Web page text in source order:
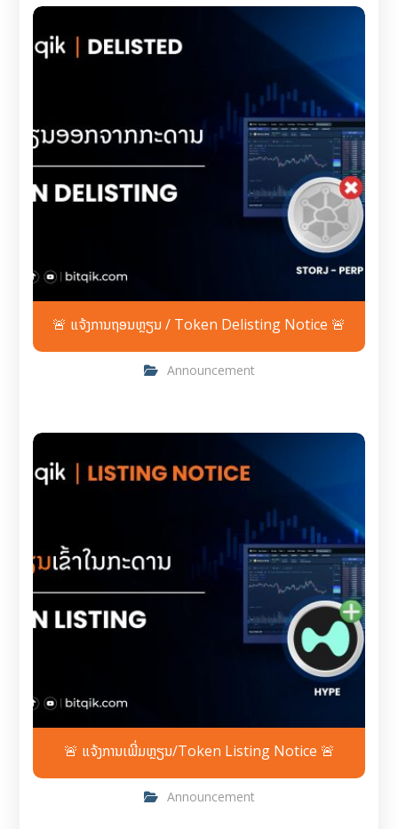
🚨 ແຈ້ງການຖອນຫຼຽນ / Token Delisting Notice 🚨
Announcement
🚨 ແຈ້ງການເພີ່ມຫຼຽນ/Token Listing Notice 🚨
Announcement